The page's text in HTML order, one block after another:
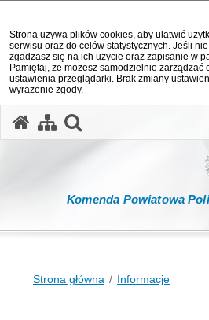
Strona używa plików cookies, aby ułatwić
serwisu oraz do celów statystycznych. Jeśli
zgadzasz się na ich użycie oraz zapisanie w
Pamiętaj, że możesz samodzielnie zarządzać
ustawienia przeglądarki. Brak zmiany
wyrażenie zgody.
Komenda Powiatowa
Strona główna Informacje